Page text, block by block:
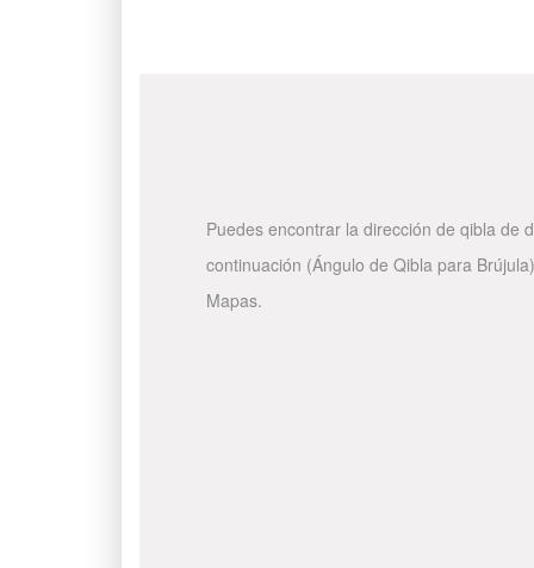
Puedes encontrar la dirección de qibla de
continuación (Ángulo de Qibla para
Mapas.